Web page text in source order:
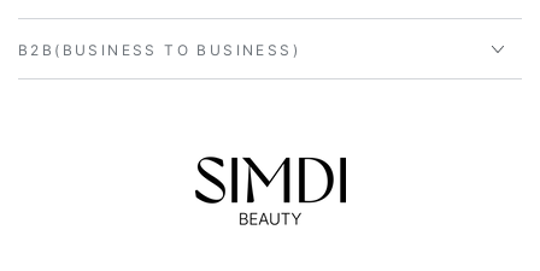
B2B(BUSINESS TO BUSINESS)